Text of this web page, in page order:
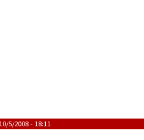
5/2008 - 18:11